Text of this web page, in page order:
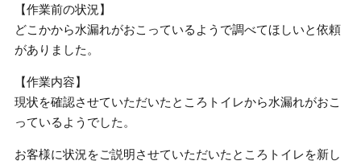
【作業前の状況】
どこかから水漏れがおこっているようで調べてほしいと依頼
がありました。
【作業内容】
現状を確認させていただいたところトイレから水漏れがおこ
っているようでした。
お客様に状況をご説明させていただいたところトイレを新し